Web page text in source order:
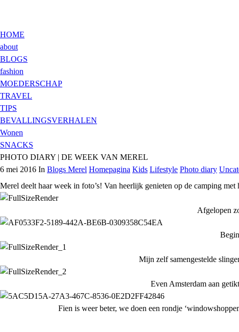
HOME
about
BLOGS
fashion
MOEDERSCHAP
TRAVEL
TIPS
BEVALLINGSVERHALEN
Wonen
SNACKS
PHOTO DIARY | DE WEEK VAN MEREL
6 mei 2016 In Blogs Merel Homepagina Kids Lifestyle Photo diary
Merel deelt haar week in foto’s! Van heerlijk genieten op de camping
Afgelopen
Mijn zelf samengestelde
Even Amsterdam aan
Fien is weer beter, we doen een rondje